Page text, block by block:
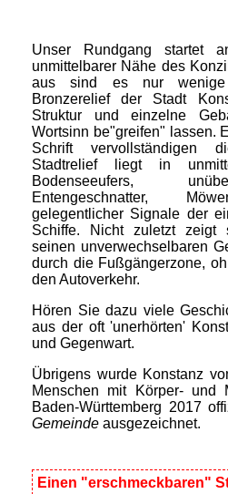
Unser Rundgang startet
unmittelbarer Nähe des
aus sind es nur
Bronzerelief der Stadt
Struktur und einzelne
Wortsinn be"greifen" lassen.
Schrift vervollständigen
Stadtrelief liegt in
Bodenseeufers,
Entengeschnatter,
gelegentlicher Signale der
Schiffe. Nicht zuletzt
seinen unverwechselbaren
durch die Fußgängerzone,
den Autoverkehr.
Hören Sie dazu viele
aus der oft 'unerhörten'
und Gegenwart.
Übrigens wurde Konstanz
Menschen mit Körper- und
Baden-Württemberg 2017
Gemeinde ausgezeichnet.
Einen "erschmeckbaren"